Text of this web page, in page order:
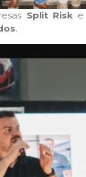
Split Riske
.